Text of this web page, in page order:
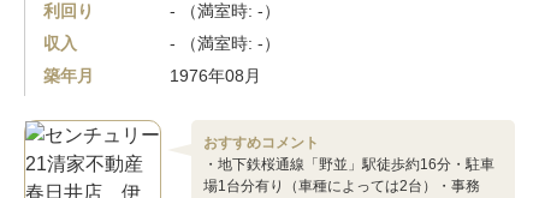
利回り
- （満室時: -）
収入
- （満室時: -）
築年月
1976年08月
おすすめコメント
・地下鉄桜通線「野並」駅徒歩約16分・駐車
場1台分有り（車種によっては2台）・事務